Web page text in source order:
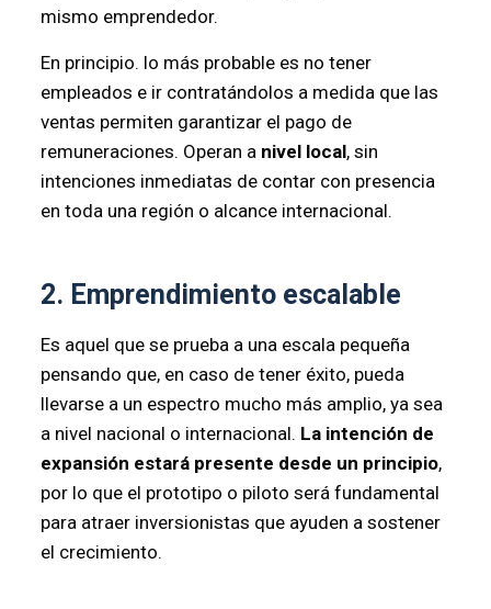
mismo emprendedor.
En principio. lo más probable es no tener
empleados e ir contratándolos a medida que las
ventas permiten garantizar el pago de
remuneraciones. Operan anivel local, sin
intenciones inmediatas de contar con presencia
en toda una región o alcance internacional.
2. Emprendimiento escalable
Es aquel que se prueba a una escala pequeña
pensando que, en caso de tener éxito, pueda
llevarse a un espectro mucho más amplio, ya sea
a nivel nacional o internacional. La intención de
expansión estará presente desde un principio,
por lo que el prototipo o piloto será fundamental
para atraer inversionistas que ayuden a sostener
el crecimiento.